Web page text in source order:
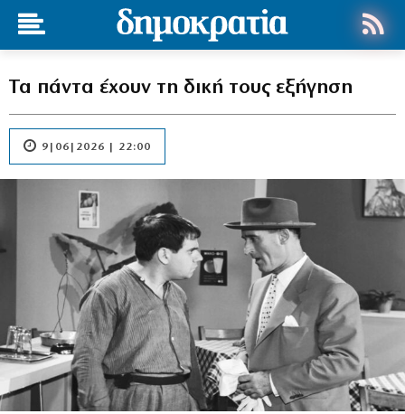
Τα πάντα έχουν τη δική τους εξήγηση
9|06|2026 | 22:00